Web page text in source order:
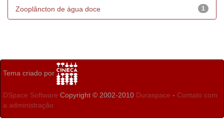
1
Zooplâncton de água doce
Tema criado por
DSpace Software Copyright © 2002-2010 Duraspace - Contato com
a administração